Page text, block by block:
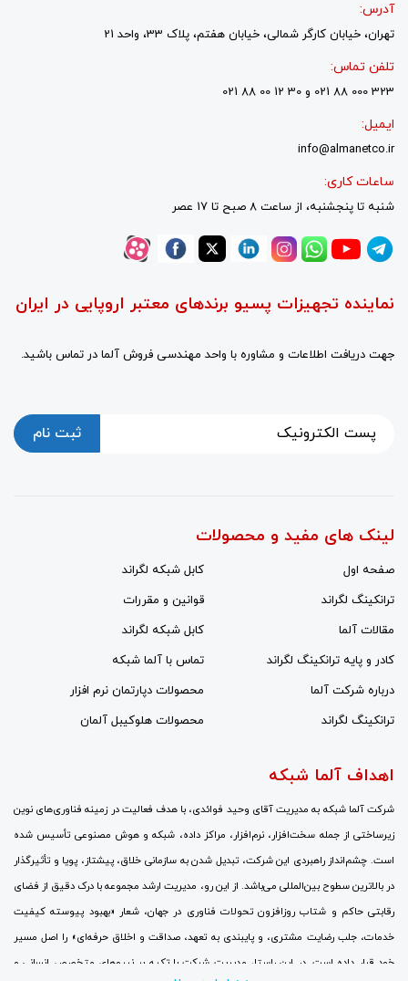
آدرس:
تهران، خیابان کارگر شمالی، خیابان هفتم، پلاک 33، واحد 21
تلفن تماس:
323 000 88 021 و 30 12 00 88 021
ایمیل:
info@almanetco.ir
ساعات کاری:
شنبه تا پنجشنبه، از ساعت 8 صبح تا 17 عصر
نماینده تجهیزات پسیو برندهای معتبر اروپایی در ایران
جهت دریافت اطلاعات و مشاوره با واحد مهندسی فروش آلما در تماس باشید.
ثبت نام
لینک های مفید و محصولات
صفحه اول
کابل شبکه لگراند
ترانکینگ لگراند
قوانین و مقررات
مقالات آلما
کابل شبکه لگراند
کادر و پایه ترانکینگ لگراند
تماس با آلما شبکه
درباره شرکت آلما
محصولات دپارتمان نرم افزار
ترانکینگ لگراند
محصولات هلوکیبل آلمان
اهداف آلما شبکه
شرکت آلما شبکه به مدیریت آقای وحید فوائدی، با هدف فعالیت در زمینه فناوری‌های نوین
زیرساختی از جمله سخت‌افزار، نرم‌افزار، مراکز داده، شبکه و هوش مصنوعی تأسیس شده
است. چشم‌انداز راهبردی این شرکت، تبدیل شدن به سازمانی خلاق، پیشتاز، پویا و تأثیرگذار
در بالاترین سطوح بین‌المللی می‌باشد. از این رو، مدیریت ارشد مجموعه با درک دقیق از فضای
رقابتی حاکم و شتاب روزافزون تحولات فناوری در جهان، شعار «بهبود پیوسته کیفیت
خدمات، جلب رضایت مشتری، و پایبندی به تعهد، صداقت و اخلاق حرفه‌ای» را اصل مسیر
خود قرار داده است. در این راستا، مدیریت شرکت با تکیه بر نیروهای متخصص انسانی و